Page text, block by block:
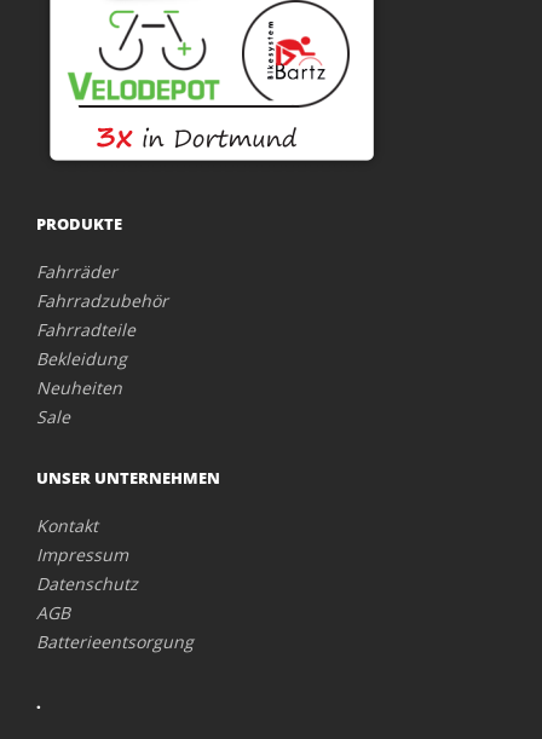
PRODUKTE
Fahrräder
Fahrradzubehör
Fahrradteile
Bekleidung
Neuheiten
Sale
UNSER UNTERNEHMEN
Kontakt
Impressum
Datenschutz
AGB
Batterieentsorgung
.